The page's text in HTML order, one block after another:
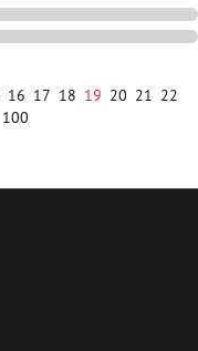
16 17 18 19 20 21 22
100